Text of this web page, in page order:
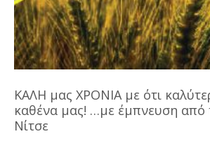
ΚΑΛΗ μας ΧΡΟΝΙΑ με ότι
καθένα μας! …με έμπνευση από
Νίτσε